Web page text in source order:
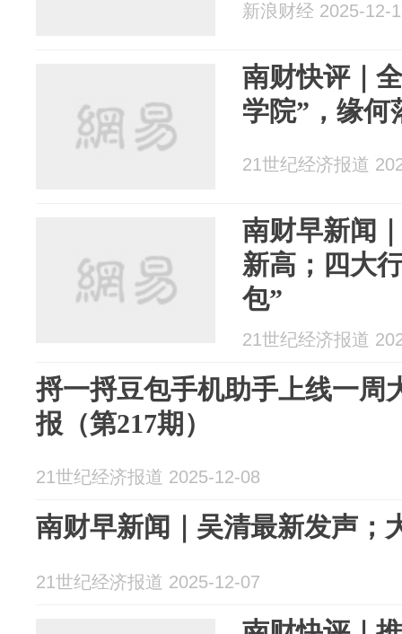
新浪财经 2025-12-
南财快评｜
学院”，缘何
21世纪经济报道
南财早新闻
新高；四大
包”
21世纪经济报道
捋一捋豆包手机助手上线一周
报（第217期）
21世纪经济报道 2025-12-08
南财早新闻｜吴清最新发声；
21世纪经济报道 2025-12-07